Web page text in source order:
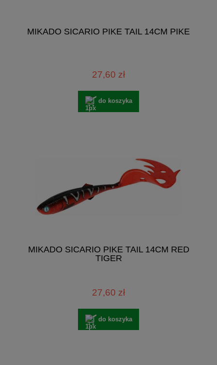
MIKADO SICARIO PIKE TAIL 14CM PIKE
27,60 zł
do koszyka
MIKADO SICARIO PIKE TAIL 14CM RED
TIGER
27,60 zł
do koszyka